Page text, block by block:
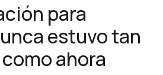
para
estuvo tan
ahora